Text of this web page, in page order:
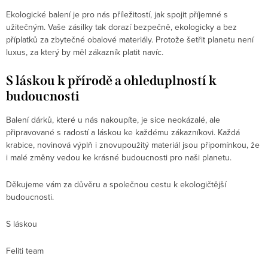
Ekologické balení je pro nás příležitostí, jak spojit příjemné s
užitečným. Vaše zásilky tak dorazí bezpečně, ekologicky a bez
příplatků za zbytečné obalové materiály. Protože šetřit planetu není
luxus, za který by měl zákazník platit navíc.
S láskou k přírodě a ohleduplností k
budoucnosti
Balení dárků, které u nás nakoupíte, je sice neokázalé, ale
připravované s radostí a láskou ke každému zákazníkovi. Každá
krabice, novinová výplň i znovupoužitý materiál jsou připomínkou, že
i malé změny vedou ke krásné budoucnosti pro naši planetu.
Děkujeme vám za důvěru a společnou cestu k ekologičtější
budoucnosti.
S láskou
Feliti team